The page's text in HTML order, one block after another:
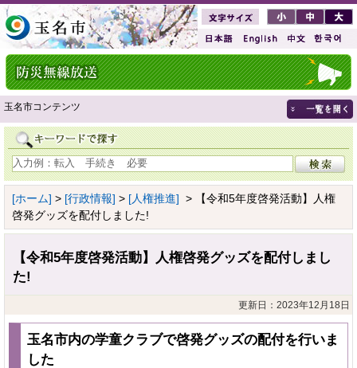
玉名市コンテンツ
[ホーム] > [行政情報] > [人権推進] > 【令和5年度啓発活動】人権
啓発グッズを配付しました!
【令和5年度啓発活動】人権啓発グッズを配付しまし
た!
更新日：2023年12月18日
玉名市内の学童クラブで啓発グッズの配付を行いま
した